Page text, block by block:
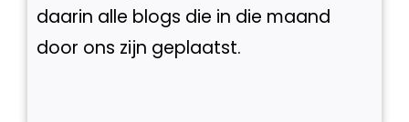
daarin alle blogs die in die maand
door ons zijn geplaatst.